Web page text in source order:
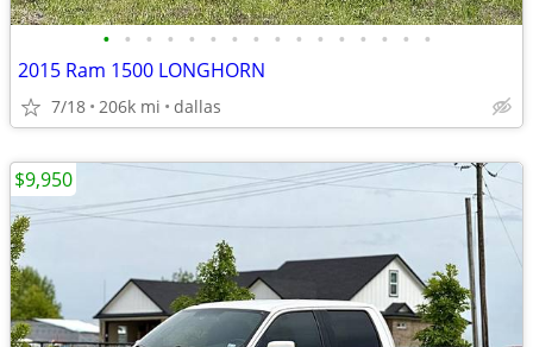
• • • • • • • • • • • • • • • •
2015 Ram 1500 LONGHORN
7/18 206k mi dallas
$9,950